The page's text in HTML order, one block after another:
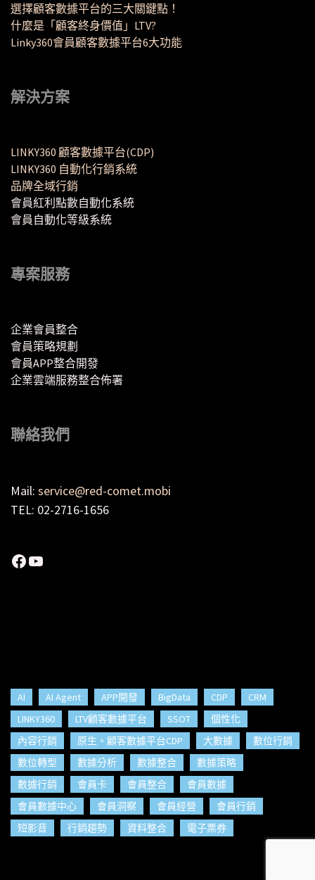
選擇顧客數據平台的三大關鍵點！
什麼是「顧客終身價值」LTV?
Linky360會員顧客數據平台6大功能
解決方案
LINKY360 顧客數據平台(CDP)
LINKY360 自動化行銷系統
品牌全域行銷
會員紅利點數自動化系統
會員自動化等級系統
專案服務
企業會員整合
會員策略規劃
會員APP整合開發
企業雲端服務整合佈署
聯絡我們
Mail: service@red-comet.mobi
TEL: 02-2716-1656
Facebook
YouTube
AI AI Agent APP開發 BigData CDP
CRM
LINKY360
LTV顧客數據平台 SSOT
個性化
內容行銷
原生。顧客數據平台CDP 大數據
數位行銷
數位轉型
數據分析 數據整合
數據策略
數據行銷
會員卡 會員整合
會員數據
會員數據中心
會員洞察 會員經營
會員行銷
短影音
行銷趨勢 資料整合 電子票券